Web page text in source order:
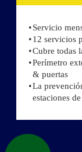
Servicio
12 servicios
Cubre todas
Perímetro
& puertas
La
estaciones